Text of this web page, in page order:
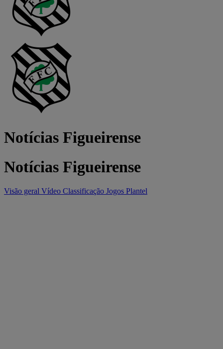
Notícias Figueirense
Notícias Figueirense
Visão geral Vídeo Classificação Jogos Plantel